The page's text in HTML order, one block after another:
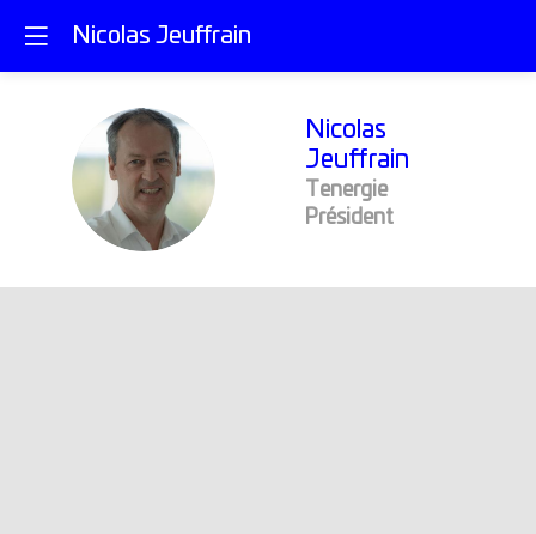
Nicolas Jeuffrain
NJ
Nicolas
Jeuffrain
Tenergie
Président